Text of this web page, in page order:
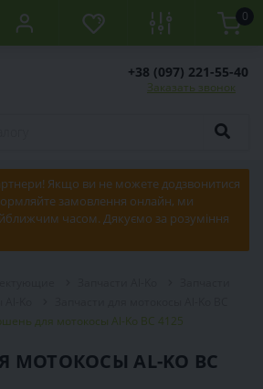
0
+38 (097) 221-55-40
Заказать звонок
Якщо ви не можете додзвонитися
замовлення онлайн, ми
часом. Дякуємо за розуміння
для мотокосы Al-Ko BC 4125
AL-KO BC